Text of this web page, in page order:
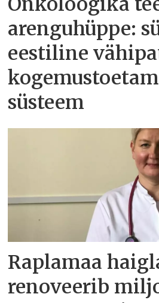
arenguhüppe:
eestiline
süsteem
Raplamaa
renoveerib